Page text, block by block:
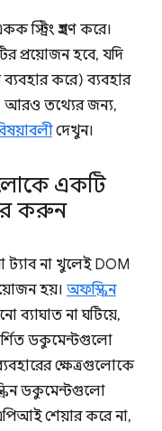
স্ট্রিং গ্রহণ করে।
প্রয়োজন হবে, যদি
ব্যবহার করে) ব্যবহার
আরও তথ্যের জন্য,
দেখুন।
একটি
করুন
ট্যাব না খুলেই DOM
হয়। অফস্ক্রিন
ব্যাঘাত না ঘটিয়ে,
ডকুমেন্টগুলো
ক্ষেত্রগুলোকে
ডকুমেন্টগুলো
শেয়ার করে না,